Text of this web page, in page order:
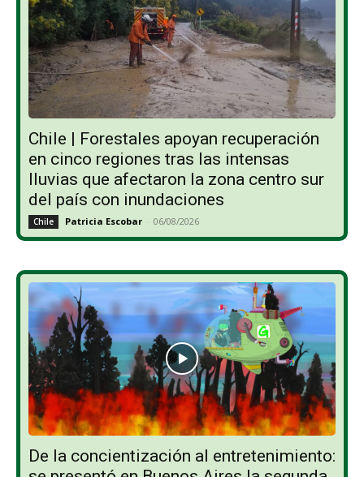
Chile | Forestales apoyan recuperación
en cinco regiones tras las intensas
lluvias que afectaron la zona centro sur
del país con inundaciones
Chile Patricia Escobar - 06/08/2026
De la concientización al entretenimiento: